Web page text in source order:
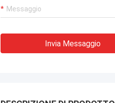
Invia Messaggio